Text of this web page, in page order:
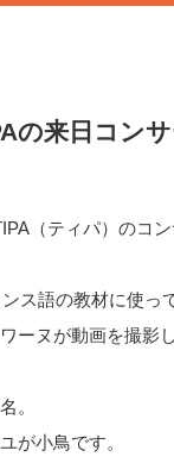
の来日コン
（ティパ）のコン
ス語の教材に使っ
ーヌが動画を撮影
。
が小鳥です。